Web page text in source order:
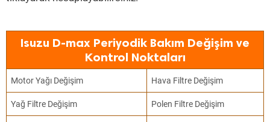
Isuzu D-max Periyodik Bakım Değişim ve
Kontrol Noktaları
Motor Yağı Değişim Hava Filtre Değişim
Yağ Filtre Değişim Polen Filtre Değişim